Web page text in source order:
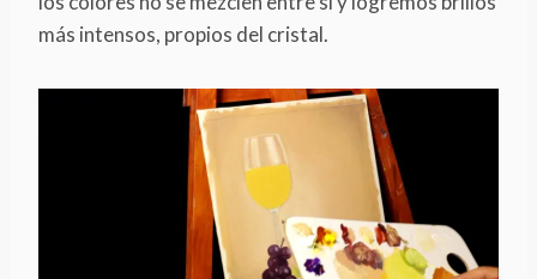
más intensos, propios del cristal.